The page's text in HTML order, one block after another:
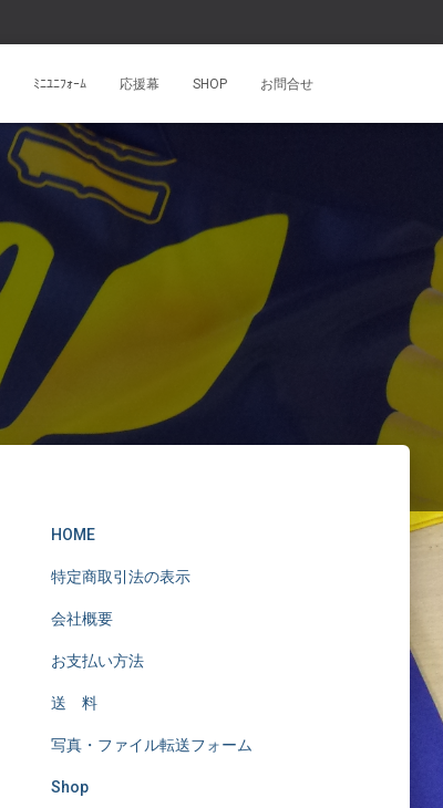
ﾐﾆﾕﾆﾌｫｰﾑ 応援幕 SHOP お問合せ
HOME
特定商取引法の表示
会社概要
お支払い方法
送 料
写真・ファイル転送フォーム
Shop